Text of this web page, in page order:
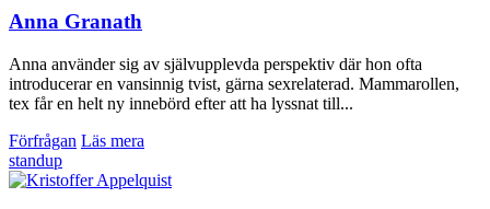
Anna Granath
Anna använder sig av självupplevda perspektiv där hon ofta
introducerar en vansinnig tvist, gärna sexrelaterad. Mammarollen,
tex får en helt ny innebörd efter att ha lyssnat till...
Förfrågan Läs mera
standup